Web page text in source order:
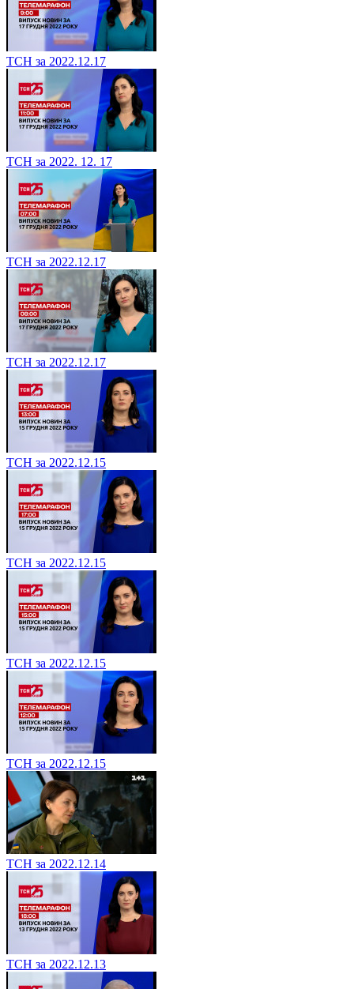
ТСН за 2022.12.17
ТСН за 2022. 12. 17
ТСН за 2022.12.17
ТСН за 2022.12.17
ТСН за 2022.12.15
ТСН за 2022.12.15
ТСН за 2022.12.15
ТСН за 2022.12.15
ТСН за 2022.12.14
ТСН за 2022.12.13